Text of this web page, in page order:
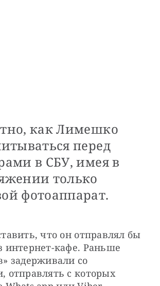
как Лимешко
перед
в СБУ, имея в
только
фотоаппарат.
что он отправлял бы
интернет-кафе. Раньше
задерживали со
отправлять с которых